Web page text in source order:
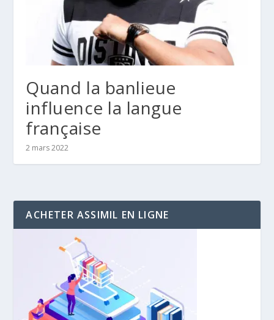
Quand la banlieue
influence la langue
française
2 mars 2022
ACHETER ASSIMIL EN LIGNE